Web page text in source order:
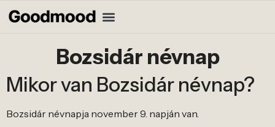
Bozsidár névnap
Mikor van Bozsidár névnap?
Bozsidár névnapja november 9. napján van.